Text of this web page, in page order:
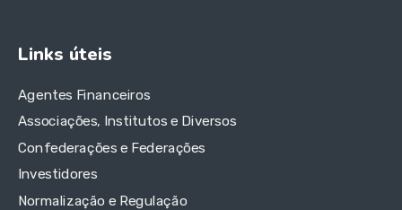
Links úteis
Agentes Financeiros
Associações, Institutos e Diversos
Confederações e Federações
Investidores
Normalização e Regulação